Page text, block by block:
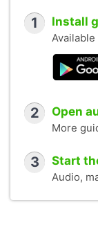
1 Install
2 Open
More
3 Start
Audio,